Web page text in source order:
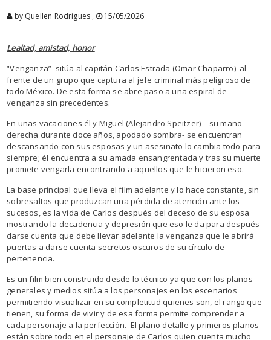
by Quellen Rodrigues , 15/05/2026
Lealtad, amistad, honor
“Venganza” sitúa al capitán Carlos Estrada (Omar Chaparro) al
frente de un grupo que captura al jefe criminal más peligroso de
todo México. De esta forma se abre paso a una espiral de
venganza sin precedentes.
En unas vacaciones él y Miguel (Alejandro Speitzer) – su mano
derecha durante doce años, apodado sombra- se encuentran
descansando con sus esposas y un asesinato lo cambia todo para
siempre; él encuentra a su amada ensangrentada y tras su muerte
promete vengarla encontrando a aquellos que le hicieron eso.
La base principal que lleva el film adelante y lo hace constante, sin
sobresaltos que produzcan una pérdida de atención ante los
sucesos, es la vida de Carlos después del deceso de su esposa
mostrando la decadencia y depresión que eso le da para después
darse cuenta que debe llevar adelante la venganza que le abrirá
puertas a darse cuenta secretos oscuros de su círculo de
pertenencia.
Es un film bien construido desde lo técnico ya que con los planos
generales y medios sitúa a los personajes en los escenarios
permitiendo visualizar en su completitud quienes son, el rango que
tienen, su forma de vivir y de esa forma permite comprender a
cada personaje a la perfección. El plano detalle y primeros planos
están sobre todo en el personaje de Carlos quien cuenta mucho